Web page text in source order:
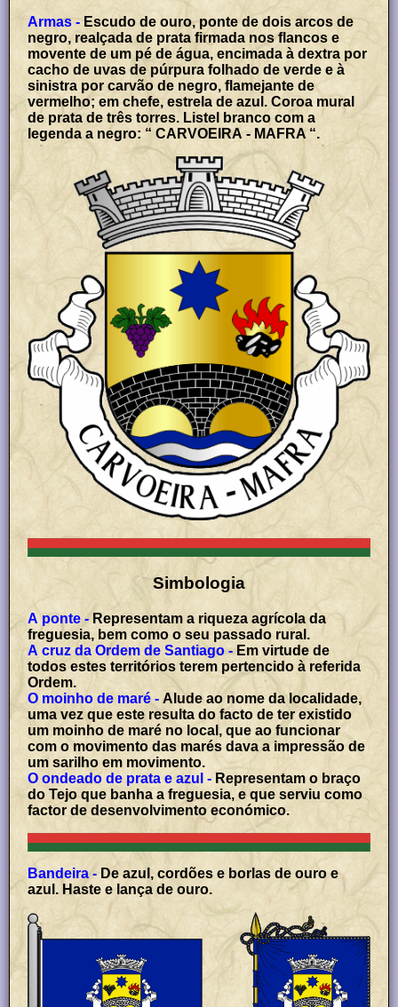
Armas - Escudo de ouro, ponte de dois arcos de
negro, realçada de prata firmada nos flancos e
movente de um pé de água, encimada à dextra por
cacho de uvas de púrpura folhado de verde e à
sinistra por carvão de negro, flamejante de
vermelho; em chefe, estrela de azul. Coroa mural
de prata de três torres. Listel branco com a
legenda a negro: “ CARVOEIRA - MAFRA “.
Simbologia
A ponte -Representam a riqueza agrícola da
freguesia, bem como o seu passado rural.
A cruz da Ordem de Santiago -Em virtude de
todos estes territórios terem pertencido à referida
Ordem.
O moinho de maré - Alude ao nome da localidade,
uma vez que este resulta do facto de ter existido
um moinho de maré no local, que ao funcionar
com o movimento das marés dava a impressão de
um sarilho em movimento.
O ondeado de prata e azul - Representam o braço
do Tejo que banha a freguesia, e que serviu como
factor de desenvolvimento económico.
Bandeira - De azul, cordões e borlas de ouro e
azul. Haste e lança de ouro.